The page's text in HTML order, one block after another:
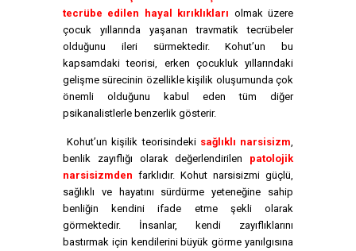
tecrübe edilen hayal kırıklıkları olmak üzere
çocuk yıllarında yaşanan travmatik tecrübeler
olduğunu ileri sürmektedir. Kohut’un bu
kapsamdaki teorisi, erken çocukluk yıllarındaki
gelişme sürecinin özellikle kişilik oluşumunda çok
önemli olduğunu kabul eden tüm diğer
psikanalistlerle benzerlik gösterir.
Kohut’un kişilik teorisindeki sağlıklı narsisizm
benlik zayıflığı olarak değerlendirilen patolojik
narsisizmden farklıdır. Kohut narsisizmi güçlü,
sağlıklı ve hayatını sürdürme yeteneğine sahip
benliğin kendini ifade etme şekli olarak
görmektedir. İnsanlar, kendi zayıflıklarını
bastırmak için kendilerini büyük görme yanılgısına